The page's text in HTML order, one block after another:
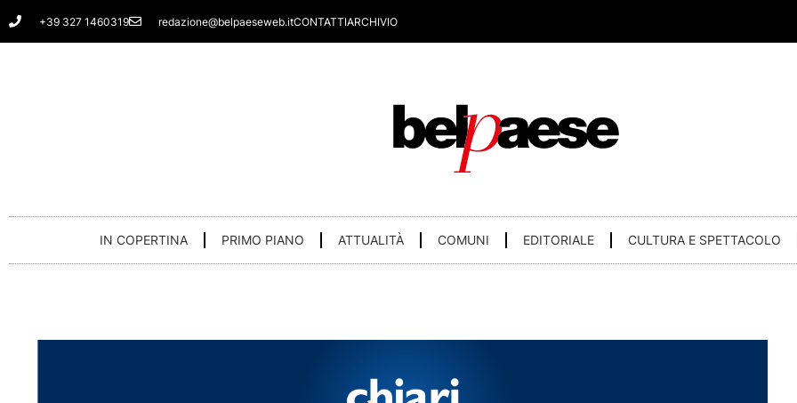
Vai
al
+39 327 1460319 redazione@belpaeseweb.itCONTATTIARCHIVIO
IN COPERTINA PRIMO PIANO ATTUALITÀ COMUNI EDITORIALE CULTURA E SPETTACOLO